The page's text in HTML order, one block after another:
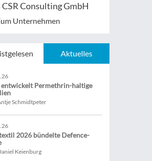
Consulting GmbH
Unternehmen
Aktuelles
entwickelt Permethrin-haltige
Schmidtpeter
2026 bündelte Defence-
Keienburg